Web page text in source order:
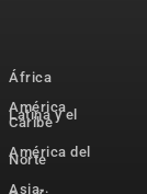
África
América
Latina y el
Caribe
América del
Norte
Asia-